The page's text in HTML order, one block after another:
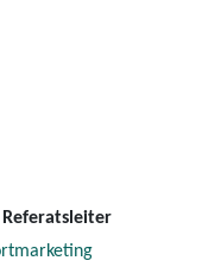
Referatsleiter